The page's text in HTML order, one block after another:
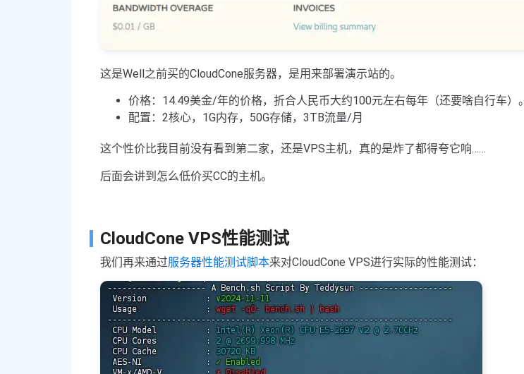
这是Well之前买的CloudCone服务器，是用来部署演示站的。
价格：14.49美金/年的价格，折合人民币大约100元左右每年（还要啥自行车）。
配置：2核心，1G内存，50G存储，3TB流量/月
这个性价比我目前没有看到第二家，还是VPS主机，真的是炸了都得夸它响……
后面会讲到怎么低价买CC的主机。
CloudCone VPS性能测试
我们再来通过服务器性能测试脚本来对CloudCone VPS进行实际的性能测试：